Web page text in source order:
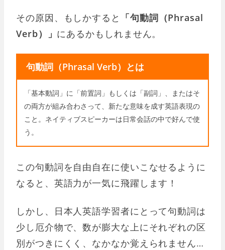
その原因、もしかすると
「句動詞（Phrasal
Verb）」 にあるかもしれません。
句動詞（Phrasal Verb）とは
「基本動詞」に「前置詞」もしくは「副詞」、またはそ
の両方が組み合わさって、新たな意味を成す英語表現の
こと。ネイティブスピーカーは日常会話の中で好んで使
う。
この句動詞を自由自在に使いこなせるように
なると、英語力が一気に飛躍します！
しかし、日本人英語学習者にとって句動詞は
少し厄介物で、数が膨大な上にそれぞれの区
別がつきにくく、なかなか覚えられません…